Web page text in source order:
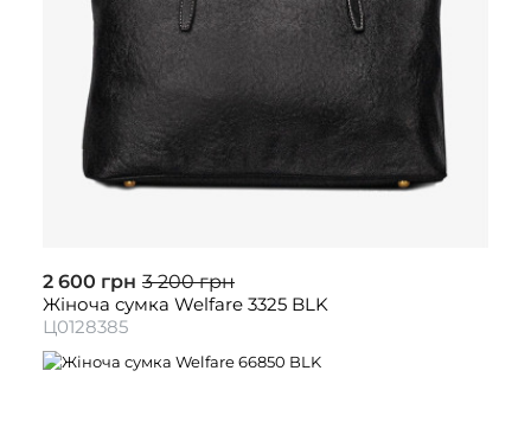
2 600 грн 3 200 грн
Жіноча сумка Welfare 3325 BLK
Ц0128385